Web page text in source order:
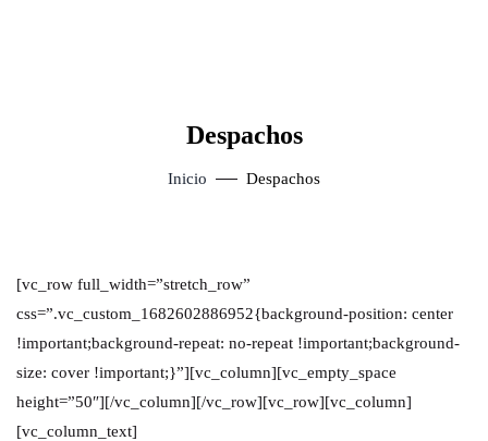
Despachos
Inicio Despachos
[vc_row full_width=”stretch_row”
css=”.vc_custom_1682602886952{background-position: center
!important;background-repeat: no-repeat !important;background-
size: cover !important;}”][vc_column][vc_empty_space
height=”50″][/vc_column][/vc_row][vc_row][vc_column]
[vc_column_text]